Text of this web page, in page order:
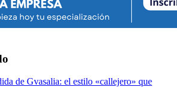
de Gvasalia: el estilo «callejero» que